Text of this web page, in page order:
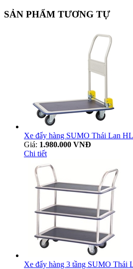
SẢN PHẨM TƯƠNG TỰ
Xe đẩy hàng SUMO Thái Lan
Giá: 1.980.000 VNĐ
Chi tiết
Xe đẩy hàng 3 tầng SUMO Thái